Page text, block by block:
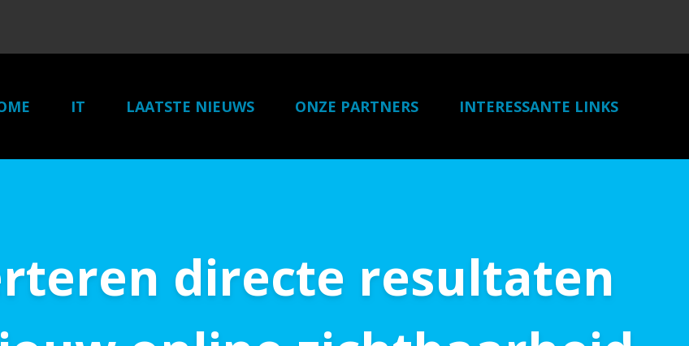
IT LAATSTE NIEUWS ONZE PARTNERS INTERESSANTE LINKS
directe resultaten